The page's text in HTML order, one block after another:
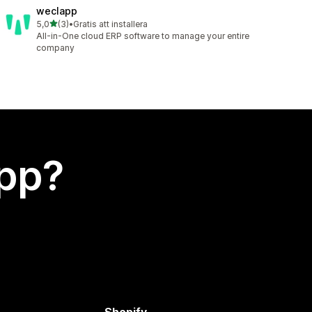
weclapp
5,0av 5 stjärnor
(3)
3 recensioner totalt
•Gratis att installera
All-in-One cloud ERP software to manage your entire
company